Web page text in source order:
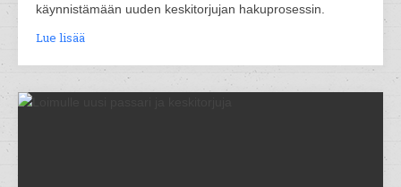
käynnistämään uuden keskitorjujan hakuprosessin.
Lue lisää